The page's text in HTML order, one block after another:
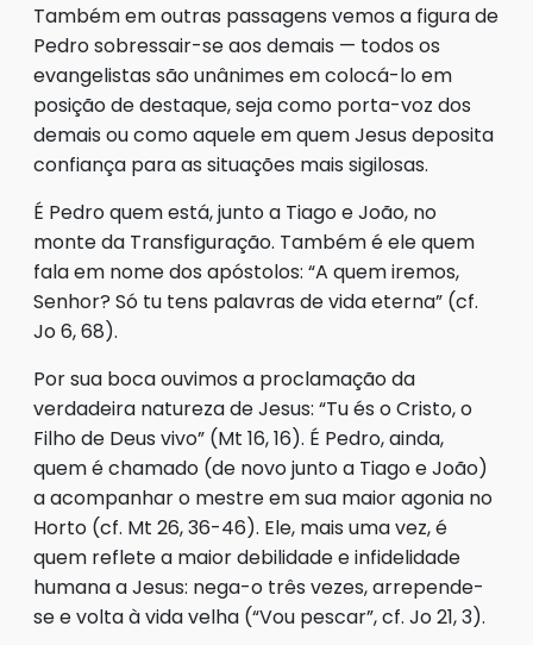
Também em outras passagens vemos a figura de
Pedro sobressair-se aos demais — todos os
evangelistas são unânimes em colocá-lo em
posição de destaque, seja como porta-voz dos
demais ou como aquele em quem Jesus deposita
confiança para as situações mais sigilosas.
É Pedro quem está, junto a Tiago e João, no
monte da Transfiguração. Também é ele quem
fala em nome dos apóstolos: “A quem iremos,
Senhor? Só tu tens palavras de vida eterna” (cf.
Jo 6, 68).
Por sua boca ouvimos a proclamação da
verdadeira natureza de Jesus: “Tu és o Cristo, o
Filho de Deus vivo” (Mt 16, 16). É Pedro, ainda,
quem é chamado (de novo junto a Tiago e João)
a acompanhar o mestre em sua maior agonia no
Horto (cf. Mt 26, 36-46). Ele, mais uma vez, é
quem reflete a maior debilidade e infidelidade
humana a Jesus: nega-o três vezes, arrepende-
se e volta à vida velha (“Vou pescar”, cf. Jo 21, 3).